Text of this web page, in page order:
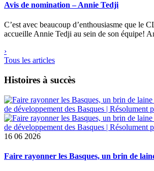
Avis de nomination – Annie Tedji
C’est avec beaucoup d’enthousiasme que le
accueille Annie Tedji au sein de son équipe!
›
Tous les articles
Histoires à succès
16 06 2026
Faire rayonner les Basques, un brin de